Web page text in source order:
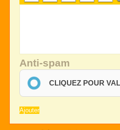
Anti-spam
CLIQUEZ POUR